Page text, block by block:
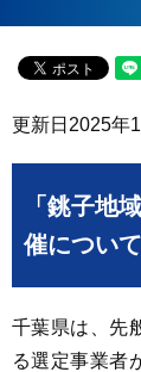
更新日 2025年
「銚子地
催について
千葉県は、先
る選定事業者